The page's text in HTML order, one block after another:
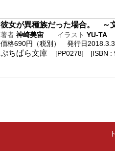
彼女が異種族だった場合。 ～
著者 神崎美宙 イラスト YU-TA
価格690円（税別） 発行日
ぷちぱら文庫 [PP0278] [ISBN :